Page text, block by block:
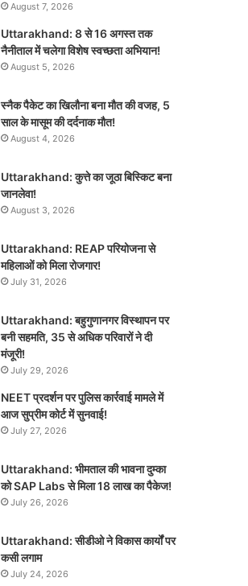
August 7, 2026
Uttarakhand: 8 से 16 अगस्त तक
नैनीताल में चलेगा विशेष स्वच्छता अभियान!
August 5, 2026
स्नैक पैकेट का खिलौना बना मौत की वजह, 5
साल के मासूम की दर्दनाक मौत!
August 4, 2026
Uttarakhand: कुत्ते का जूठा बिस्किट बना
जानलेवा!
August 3, 2026
Uttarakhand: REAP परियोजना से
महिलाओं को मिला रोजगार!
July 31, 2026
Uttarakhand: बहुगुणानगर विस्थापन पर
बनी सहमति, 35 से अधिक परिवारों ने दी
मंजूरी!
July 29, 2026
NEET प्रदर्शन पर पुलिस कार्रवाई मामले में
आज सुप्रीम कोर्ट में सुनवाई!
July 27, 2026
Uttarakhand: भीमताल की भावना दुम्का
को SAP Labs से मिला 18 लाख का पैकेज!
July 26, 2026
Uttarakhand: सीडीओ ने विकास कार्यों पर
कसी लगाम
July 24, 2026